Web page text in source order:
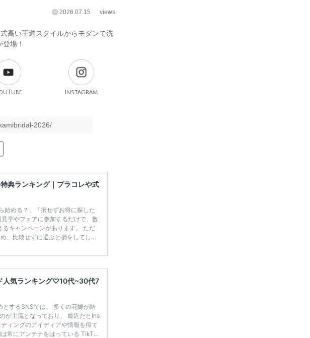
2026.07.15 views
高い王道スタイルからモダンで洗
場！
Instagram
2026/
典ランキング｜プラコレや式
始める？」「損せずお得に探した
学やフェアに参加するだけで、数
キャンペーンがあります。 ただ
、比較せずに選ぶと損をしてしま
ト：プラコレ、ゼクシィ、ハナユ
か、体験型 […]続きを読む
人気ランキング♡10代~30代7
するSNSでは、 多くの花嫁が結
が主流となっており、 最近だとIns
ィングのアイディアや情報を得て
常にアンテナをはっている TikTo